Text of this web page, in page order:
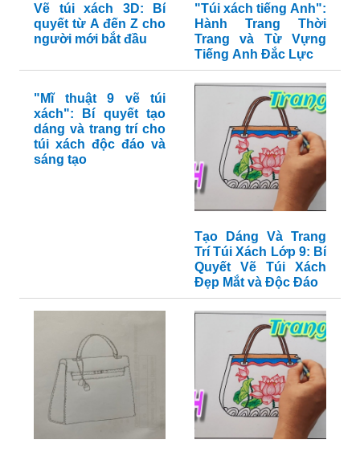
Vẽ túi xách 3D: Bí
quyết từ A đến Z cho
người mới bắt đầu
"Túi xách tiếng Anh":
Hành Trang Thời
Trang và Từ Vựng
Tiếng Anh Đắc Lực
"Mĩ thuật 9 vẽ túi
xách": Bí quyết tạo
dáng và trang trí cho
túi xách độc đáo và
sáng tạo
Tạo Dáng Và Trang
Trí Túi Xách Lớp 9: Bí
Quyết Vẽ Túi Xách
Đẹp Mắt và Độc Đáo